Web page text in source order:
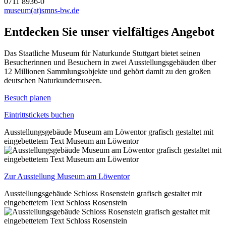
museum(at)smns-bw.de
Entdecken Sie unser vielfältiges Angebot
Das Staatliche Museum für Naturkunde Stuttgart bietet seinen
Besucherinnen und Besuchern in zwei Ausstellungsgebäuden über
12 Millionen Sammlungsobjekte und gehört damit zu den großen
deutschen Naturkundemuseen.
Besuch planen
Eintrittstickets buchen
Ausstellungsgebäude Museum am Löwentor grafisch gestaltet mit
eingebettetem Text Museum am Löwentor
Zur Ausstellung Museum am Löwentor
Ausstellungsgebäude Schloss Rosenstein grafisch gestaltet mit
eingebettetem Text Schloss Rosenstein